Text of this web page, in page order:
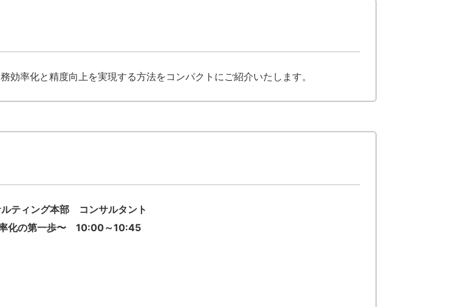
率化と精度向上を実現する方法をコンパクトにご紹介いたします。
ティング本部 コンサルタント
率化の第一歩〜 10:00～10:45